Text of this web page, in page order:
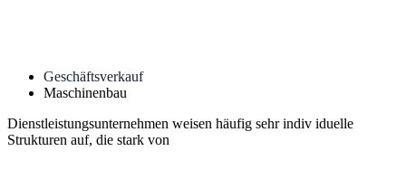
Geschäftsverkauf
Maschinenbau
Dienstleistungsunternehmen weisen häufig sehr indiv iduelle
Strukturen auf, die stark von